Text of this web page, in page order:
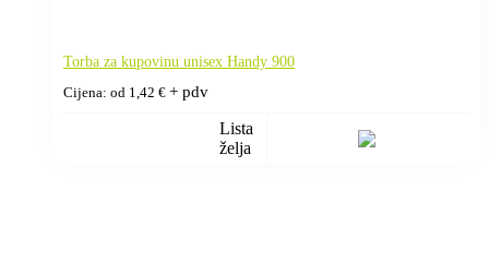
Torba za kupovinu unisex Handy 900
Cijena: od 1,42 € + pdv
Lista
želja